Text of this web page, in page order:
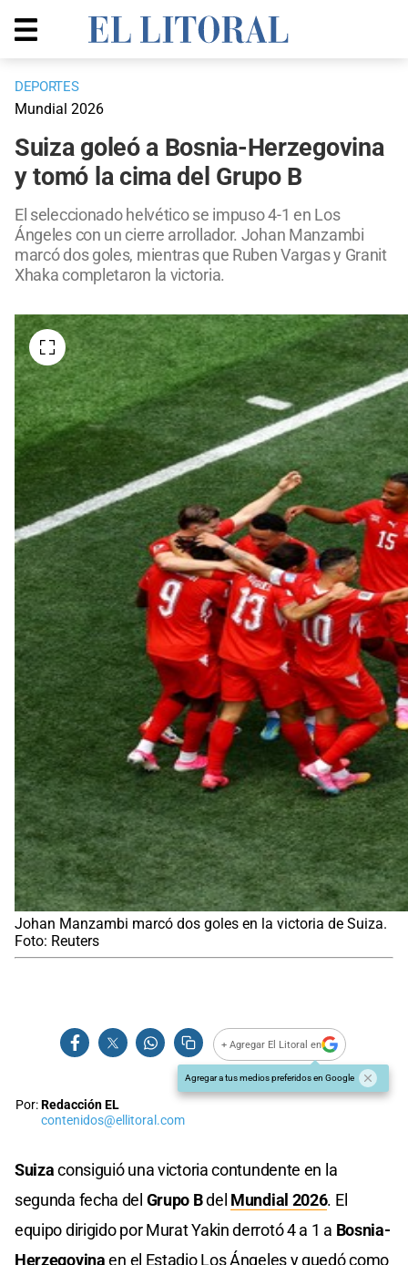
DEPORTES
Mundial 2026
Suiza goleó a Bosnia-Herzegovina
y tomó la cima del Grupo B
El seleccionado helvético se impuso 4-1 en Los
Ángeles con un cierre arrollador. Johan Manzambi
marcó dos goles, mientras que Ruben Vargas y Granit
Xhaka completaron la victoria.
Johan Manzambi marcó dos goles en la victoria de Suiza.
Foto: Reuters
+ Agregar El Litoral en
Agregar a tus medios preferidos en Google
Por:Redacción EL
contenidos@ellitoral.com
Suizaconsiguió una victoria contundente en la
segunda fecha del Grupo Bdel Mundial 2026. El
equipo dirigido por Murat Yakin derrotó 4 a 1 a Bosnia-
Herzegovinaen el Estadio Los Ángeles y quedó como